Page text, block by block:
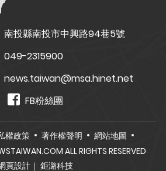
南投縣南投市中興路94巷5號
049-2315900
news.taiwan@msa.hinet.net
FB粉絲團
權政策 著作權聲明
網站地圖
ALL RIGHTS RESERVED
頁設計｜ 鉅潞科技